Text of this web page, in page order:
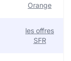
Orange
les offres
SFR